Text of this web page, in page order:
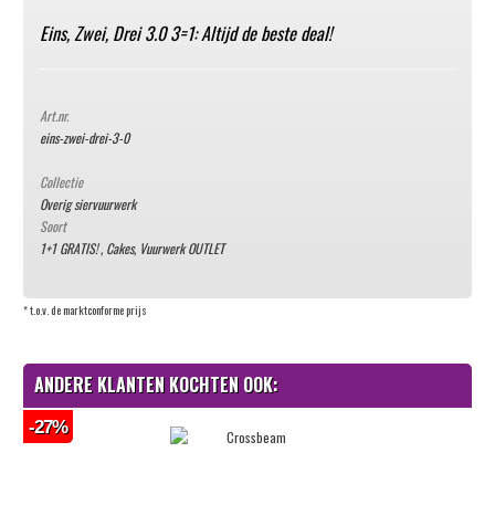
Eins, Zwei, Drei 3.0 3=1: Altijd de beste deal!
Art.nr.
eins-zwei-drei-3-0
Collectie
Overig siervuurwerk
Soort
1+1 GRATIS!, Cakes, Vuurwerk OUTLET
* t.o.v. de marktconforme prijs
ANDERE KLANTEN KOCHTEN OOK:
-27%